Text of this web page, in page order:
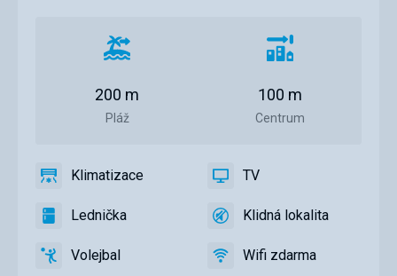
Vzdálenost
pláže
Pláž
200 m
Vzdálenost
centra
Centrum
100 m
Klimatizace
Klimatizace
ano TV TV
ano
LedničkaLednička
ano
KlidnáKlidná lokalita
ano
VolejbalVolejbal
ano
Wifi
Wifi zdarma
ano